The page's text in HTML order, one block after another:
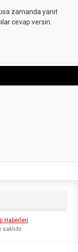
zamanda yanıt
cevap versin.
Haberleri